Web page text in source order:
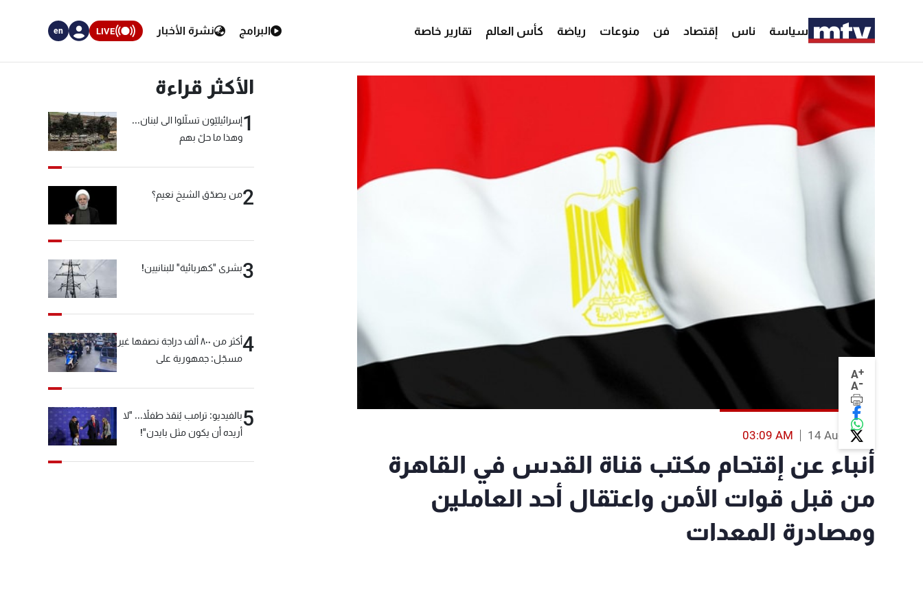
سياسة ناس إقتصاد فن منوعات رياضة كأس العالم تقارير خاصة البرامج نشرة الأخبار LIVE
en
A+
A-
14 Aug 2013
03:09 AM
أنباء عن إقتحام مكتب قناة القدس في القاهرة
من قبل قوات الأمن واعتقال أحد العاملين
ومصادرة المعدات
الأكثر قراءة
1إسرائيليّون تسلّلوا الى لبنان...
وهذا ما حلّ بهم
2من يصدّق الشيخ نعيم؟
3بشرى "كهربائية" للبنانيين!
4
أكثر من ٨٠٠ ألف دراجة نصفها غير
مسجّل: جمهورية على
5بالفيديو: ترامب يُنقذ طفلاً... "لا
أريده أن يكون مثل بايدن"!